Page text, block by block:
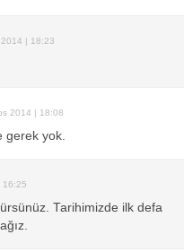
| 18:23
2014 | 18:08
gerek yok.
16:25
Tarihimizde ilk defa